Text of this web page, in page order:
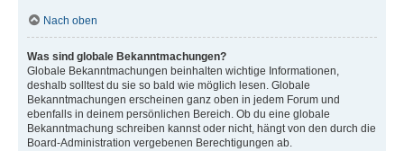
Nach oben
Was sind globale Bekanntmachungen?
Globale Bekanntmachungen beinhalten wichtige Informationen,
deshalb solltest du sie so bald wie möglich lesen. Globale
Bekanntmachungen erscheinen ganz oben in jedem Forum und
ebenfalls in deinem persönlichen Bereich. Ob du eine globale
Bekanntmachung schreiben kannst oder nicht, hängt von den durch die
Board-Administration vergebenen Berechtigungen ab.